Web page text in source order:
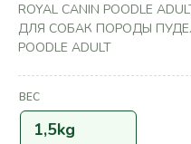
ROYAL CANIN POODLE
ДЛЯ СОБАК ПОРОДЫ
POODLE ADULT
ВЕС
1,5kg